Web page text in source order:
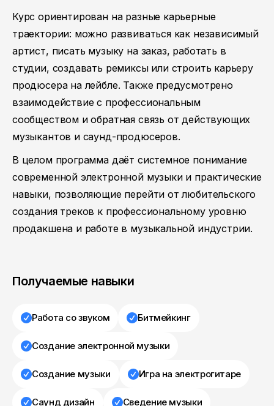
Курс ориентирован на разные карьерные
траектории: можно развиваться как независимый
артист, писать музыку на заказ, работать в
студии, создавать ремиксы или строить карьеру
продюсера на лейбле. Также предусмотрено
взаимодействие с профессиональным
сообществом и обратная связь от действующих
музыкантов и саунд-продюсеров.
В целом программа даёт системное понимание
современной электронной музыки и практические
навыки, позволяющие перейти от любительского
создания треков к профессиональному уровню
продакшена и работе в музыкальной индустрии.
Получаемые навыки
Работа со звуком Битмейкинг
Создание электронной музыки
Создание музыки Игра на электрогитаре
Саунд дизайн Сведение музыки